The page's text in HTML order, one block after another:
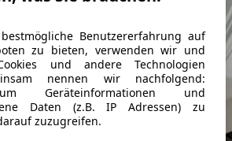
Benutzererfahrung auf
zu bieten, verwenden wir und
und andere Technologien
nennen wir nachfolgend:
Geräteinformationen und
Daten (z.B. IP Adressen) zu
zuzugreifen.